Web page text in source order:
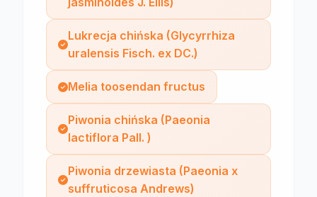
Lukrecja chińska (Glycyrrhiza
uralensis Fisch. ex DC.)
Melia toosendan fructus
Piwonia chińska (Paeonia
lactiflora Pall. )
Piwonia drzewiasta (Paeonia x
suffruticosa Andrews)